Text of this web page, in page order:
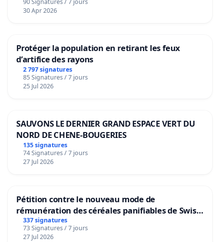
30 Apr 2026
Protéger la population en retirant les feux
d’artifice des rayons
2 797 signatures
85 Signatures / 7 jours
25 Jul 2026
SAUVONS LE DERNIER GRAND ESPACE VERT DU
NORD DE CHENE-BOUGERIES
135 signatures
74 Signatures / 7 jours
27 Jul 2026
Pétition contre le nouveau mode de
rémunération des céréales panifiables de Swiss
granum basé sur la teneur en protéines
337 signatures
73 Signatures / 7 jours
27 Jul 2026